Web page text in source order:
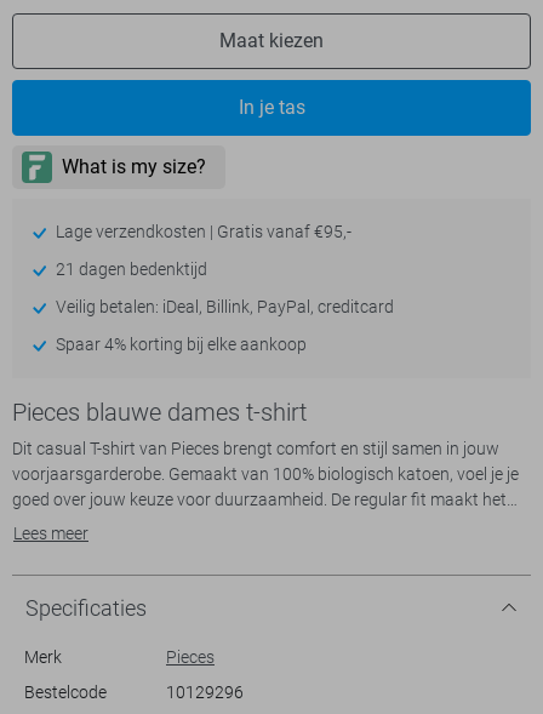
Maat kiezen
In je tas
Lage verzendkosten | Gratis vanaf €95,-
21 dagen bedenktijd
Veilig betalen: iDeal, Billink, PayPal, creditcard
Spaar 4% korting bij elke aankoop
Pieces blauwe dames t-shirt
Dit casual T-shirt van Pieces brengt comfort en stijl samen in jouw
voorjaarsgarderobe. Gemaakt van 100% biologisch katoen, voel je je
goed over jouw keuze voor duurzaamheid. De regular fit maakt het
makkelijk om te combineren met de rest van je kleding. Het T-shirt
strepen, die perfect bij de ronde hals passen. De korte mouwen maken
het geschikt voor de warmere dagen van het jaar.
Deze veelzijdige aanwinst is ideaal voor elke informele gelegenheid.
bijeenkomst. Het tijdloze ontwerp zorgt ervoor dat je makkelijk kunt
Lees meer
Specificaties
Merk
Pieces
Bestelcode
10129296